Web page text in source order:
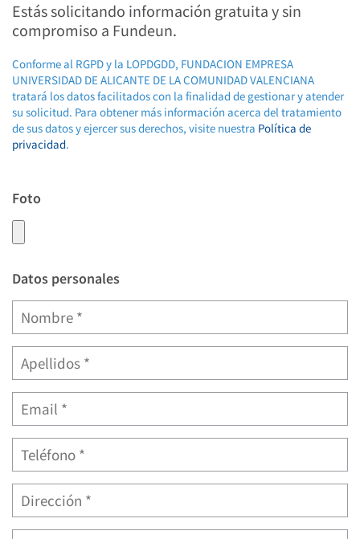
Estás solicitando información gratuita y sin
compromiso a Fundeun.
Conforme al RGPD y la LOPDGDD, FUNDACION EMPRESA
UNIVERSIDAD DE ALICANTE DE LA COMUNIDAD VALENCIANA
tratará los datos facilitados con la finalidad de gestionar y atender
su solicitud. Para obtener más información acerca del tratamiento
de sus datos y ejercer sus derechos, visite nuestra Política de
privacidad.
Foto
Datos personales